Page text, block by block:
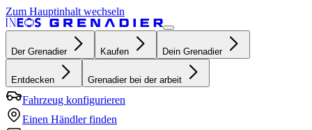
Zum Hauptinhalt wechseln
Der Grenadier Kaufen Dein Grenadier
Entdecken Grenadier bei der arbeit
Fahrzeug konfigurieren
Einen Händler finden